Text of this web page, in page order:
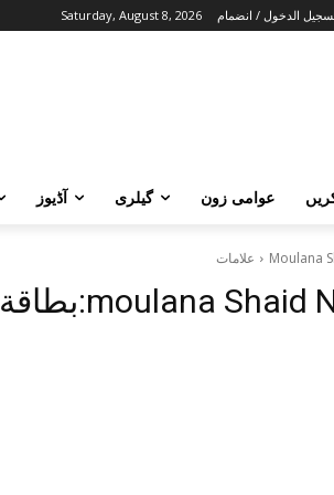
Saturday, August 8, 2026 الدخول / انضمام
آڈیوز گیلری عوامی زون
علامات Moulana
بطاقة شعار:moulana Shaid